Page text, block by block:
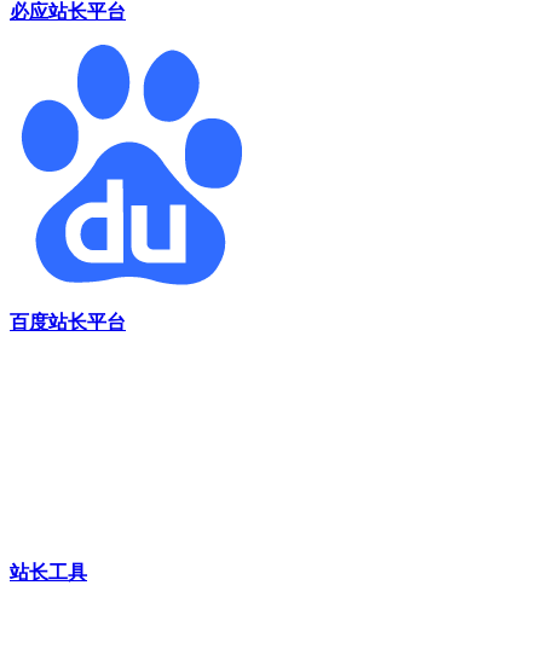
必应站长平台
百度站长平台
站长工具